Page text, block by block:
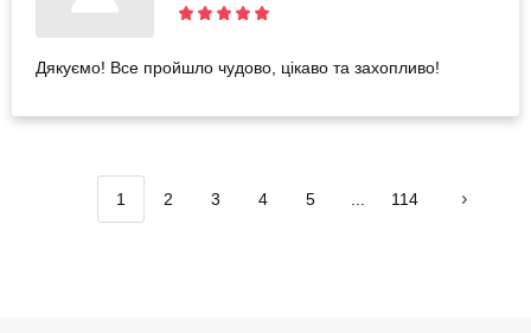
Дякуємо! Все пройшло чудово, цікаво та захопливо!
1 2 3 4 5 ... 114